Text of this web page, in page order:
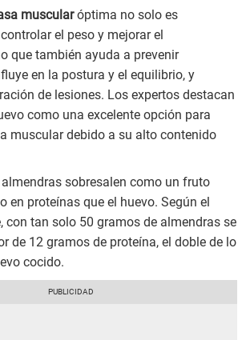
muscularóptima no solo es
el peso y mejorar el
que también ayuda a prevenir
en la postura y el equilibrio, y
de lesiones. Los expertos destacan
como una excelente opción para
muscular debido a su alto contenido
sobresalen como un fruto
en proteínas que el huevo. Según el
con tan solo 50 gramos de almendras se
de 12 gramos de proteína, el doble de lo
cocido.